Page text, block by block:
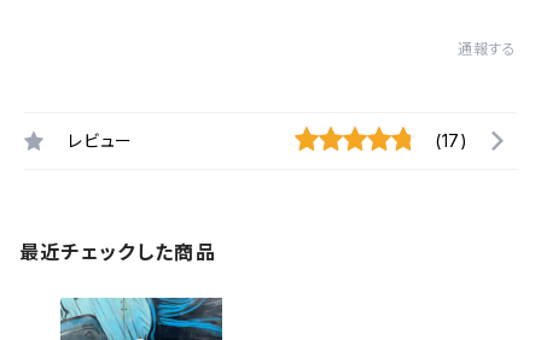
通報する
レビュー (17)
最近チェックした商品